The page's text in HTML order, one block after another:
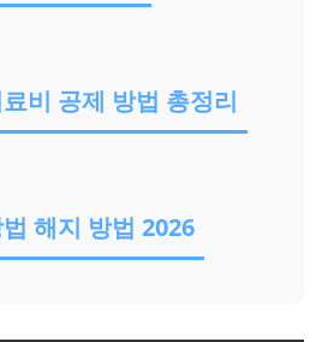
비 공제 방법 총정리
해지 방법 2026